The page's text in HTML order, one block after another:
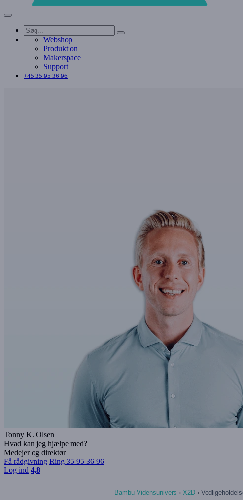
Webshop
Produktion
Makerspace
Support
+45 35 95 36 96
Tonny K. Olsen
Hvad kan jeg hjælpe med?
Medejer og direktør
Få rådgivning Ring 35 95 36 96
Log ind 4,8
Bambu Vidensunivers › X2D ›